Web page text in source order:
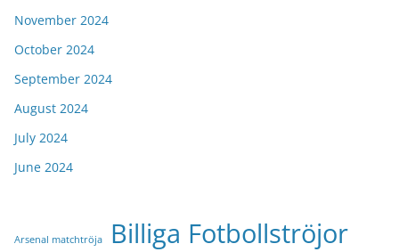
November 2024
October 2024
September 2024
August 2024
July 2024
June 2024
Arsenal matchtröja Billiga Fotbollströjor